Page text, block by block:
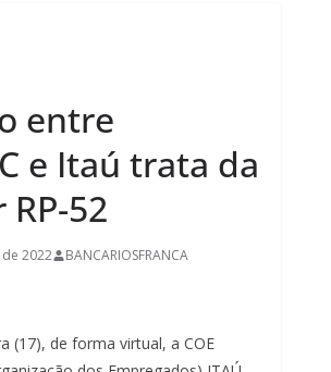
entre
e Itaú trata da
52
2022 BANCARIOSFRANCA
(17), de forma virtual, a COE